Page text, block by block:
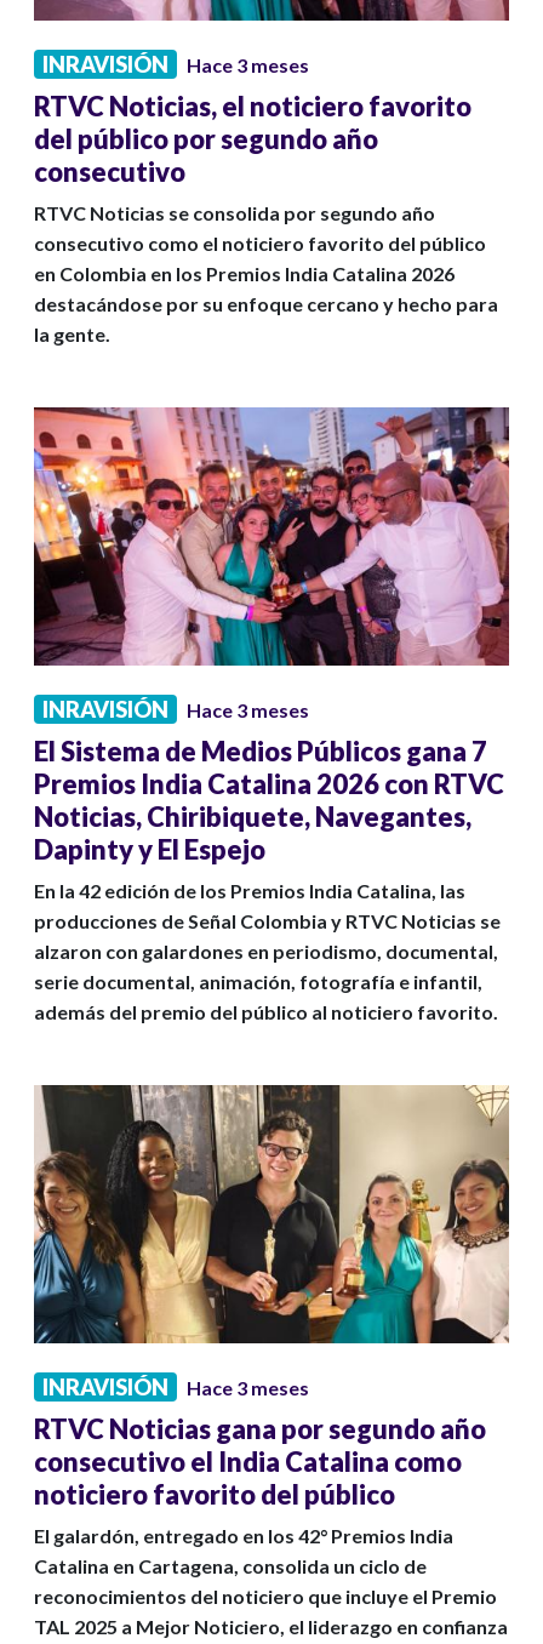
INRAVISIÓN Hace 3 meses
RTVC Noticias, el noticiero favorito
del público por segundo año
consecutivo
RTVC Noticias se consolida por segundo año
consecutivo como el noticiero favorito del público
en Colombia en los Premios India Catalina 2026
destacándose por su enfoque cercano y hecho para
la gente.
INRAVISIÓN Hace 3 meses
El Sistema de Medios Públicos gana 7
Premios India Catalina 2026 con RTVC
Noticias, Chiribiquete, Navegantes,
Dapinty y El Espejo
En la 42 edición de los Premios India Catalina, las
producciones de Señal Colombia y RTVC Noticias se
alzaron con galardones en periodismo, documental,
serie documental, animación, fotografía e infantil,
además del premio del público al noticiero favorito.
INRAVISIÓN Hace 3 meses
RTVC Noticias gana por segundo año
consecutivo el India Catalina como
noticiero favorito del público
El galardón, entregado en los 42° Premios India
Catalina en Cartagena, consolida un ciclo de
reconocimientos del noticiero que incluye el Premio
TAL 2025 a Mejor Noticiero, el liderazgo en confianza